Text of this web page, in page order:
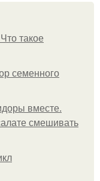
такое
семенного
вместе.
смешивать